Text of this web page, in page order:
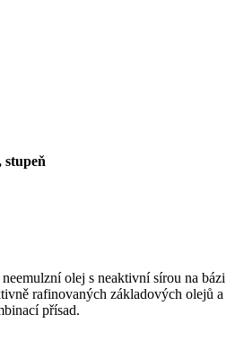
stupeň
olej s neaktivní sírou na bázi
rafinovaných základových olejů a
přísad.